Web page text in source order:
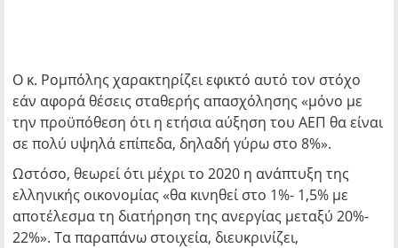
Ο κ. Ρομπόλης χαρακτηρίζει εφικτό αυτό τον στόχο
εάν αφορά θέσεις σταθερής απασχόλησης «μόνο με
την προϋπόθεση ότι η ετήσια αύξηση του ΑΕΠ θα είναι
σε πολύ υψηλά επίπεδα, δηλαδή γύρω στο 8%».
Ωστόσο, θεωρεί ότι μέχρι το 2020 η ανάπτυξη της
ελληνικής οικονομίας «θα κινηθεί στο 1%- 1,5% με
αποτέλεσμα τη διατήρηση της ανεργίας μεταξύ 20%-
22%». Τα παραπάνω στοιχεία, διευκρινίζει,